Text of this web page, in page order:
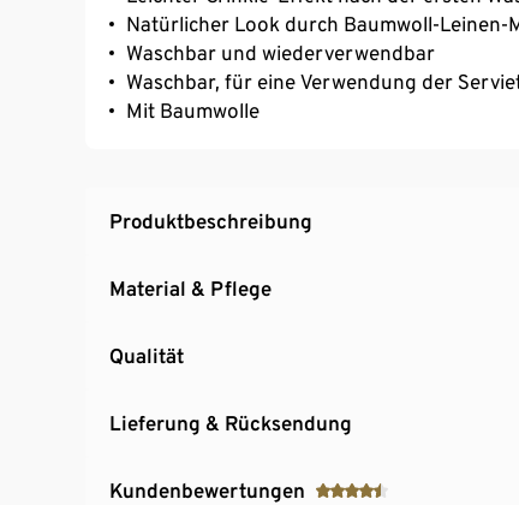
Natürlicher Look durch Baumwoll-Leinen-
Waschbar und wiederverwendbar
Waschbar, für eine Verwendung der
Mit Baumwolle
Produktbeschreibung
Material & Pflege
Qualität
Lieferung & Rücksendung
Kundenbewertungen